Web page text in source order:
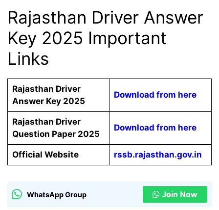
Rajasthan Driver Answer
Key 2025 Important
Links
Rajasthan Driver
Answer Key 2025
Download from here
Rajasthan Driver
Question Paper 2025
Download from here
Official Website rssb.rajasthan.gov.in
WhatsApp Group Join Now